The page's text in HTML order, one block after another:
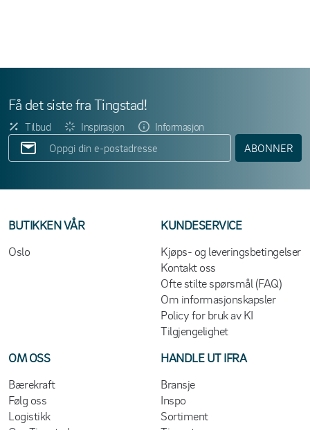
Få det siste fra Tingstad!
Tilbud Inspirasjon
Informasjon
ABONNER
BUTIKKEN VÅR
Oslo
KUNDESERVICE
Kjøps- og leveringsbetingelser
Kontakt oss
Ofte stilte spørsmål (FAQ)
Om informasjonskapsler
Policy for bruk av KI
Tilgjengelighet
OM OSS
Bærekraft
Følg oss
Logistikk
HANDLE UT IFRA
Bransje
Inspo
Sortiment